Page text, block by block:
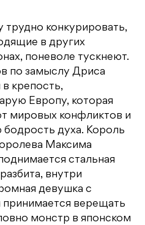
конкурировать,
в других
поневоле тускнеют.
по замыслу Дриса
крепость,
Европу, которая
мировых конфликтов и
духа. Король
Максима
стальная
внутри
девушка с
верещать
монстр в японском